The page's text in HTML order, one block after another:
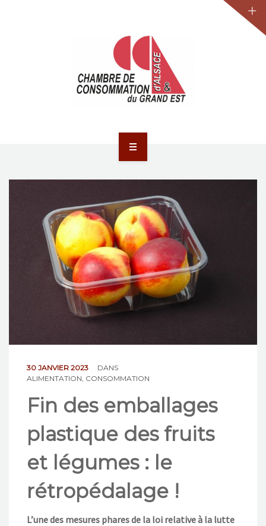
JURIDIQUE
LA CCA-GE
NOS ACTIONS
30 JANVIER 2023
DANS
ALIMENTATION CONSOMMATION
Fin des emballages
plastique des fruits
et légumes : le
rétropédalage !
L’une des mesures pharesde la loi relative à la lutte